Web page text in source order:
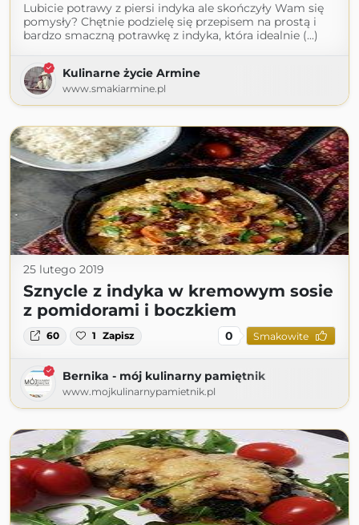
Lubicie potrawy z piersi indyka ale skończyły Wam się
pomysły? Chętnie podzielę się przepisem na prostą i
bardzo smaczną potrawkę z indyka, która idealnie (...)
Kulinarne życie Armine
www.smakiarmine.pl
25 lutego 2019
Sznycle z indyka w kremowym sosie
z pomidorami i boczkiem
60 1 Zapisz 0 Smakowite
Bernika - mój kulinarny pamiętnik
www.mojkulinarnypamietnik.pl